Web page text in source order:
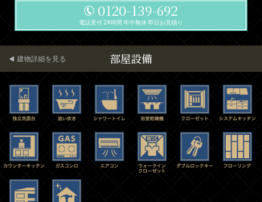
0120-139-692
電話受付 24時間 年中無休 即日お見積り
部屋設備
建物詳細を見る